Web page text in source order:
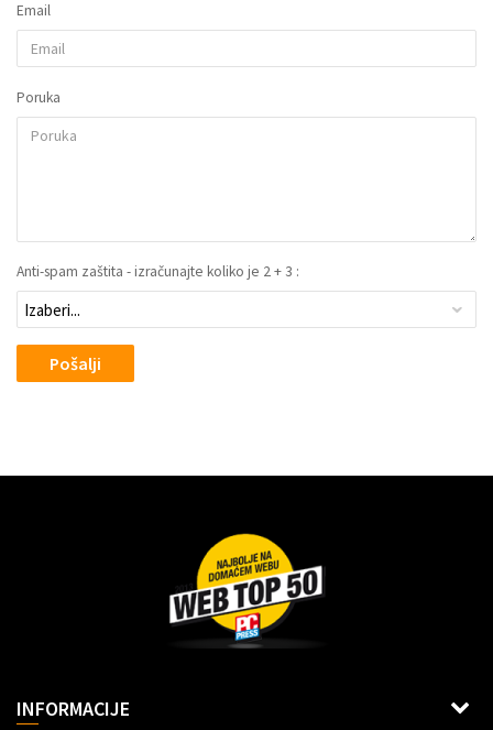
Email
Poruka
Anti-spam zaštita - izračunajte koliko je 2 + 3 :
Pošalji
INFORMACIJE